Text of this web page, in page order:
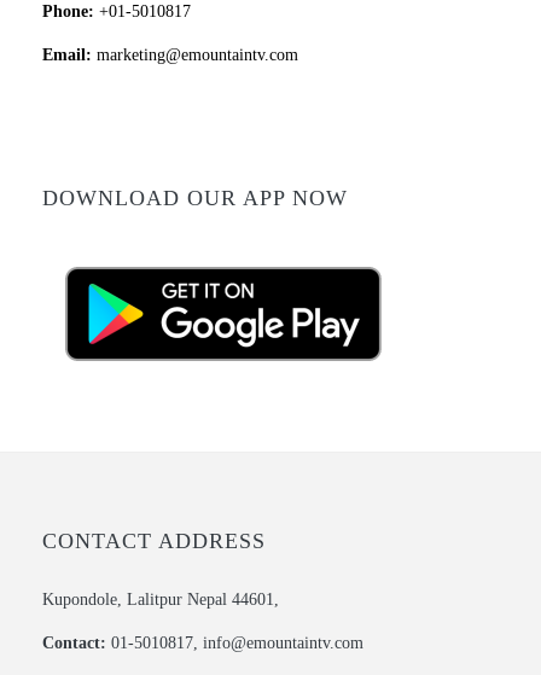
Phone: +01-5010817
Email: marketing@emountaintv.com
DOWNLOAD OUR APP NOW
CONTACT ADDRESS
Kupondole, Lalitpur Nepal 44601,
Contact: 01-5010817, info@emountaintv.com